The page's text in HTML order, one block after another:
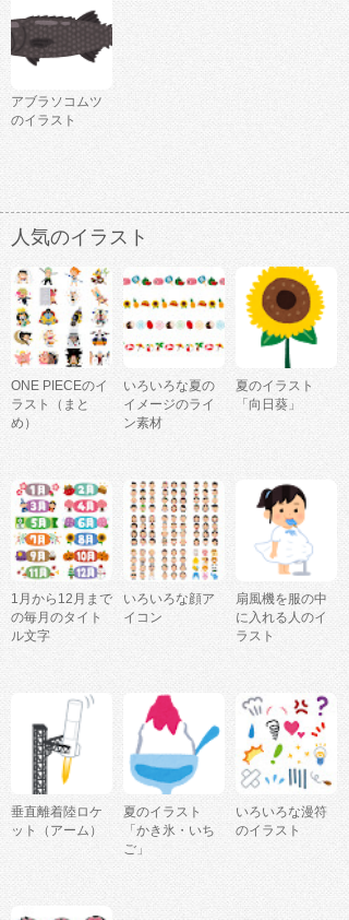
アブラソコムツ
のイラスト
人気のイラスト
ONE PIECEのイ
ラスト（まと
め）
いろいろな夏の
イメージのライ
ン素材
夏のイラスト
「向日葵」
1月から12月まで
の毎月のタイト
ル文字
いろいろな顔ア
イコン
扇風機を服の中
に入れる人のイ
ラスト
垂直離着陸ロケ
ット（アーム）
夏のイラスト
「かき氷・いち
ご」
いろいろな漫符
のイラスト